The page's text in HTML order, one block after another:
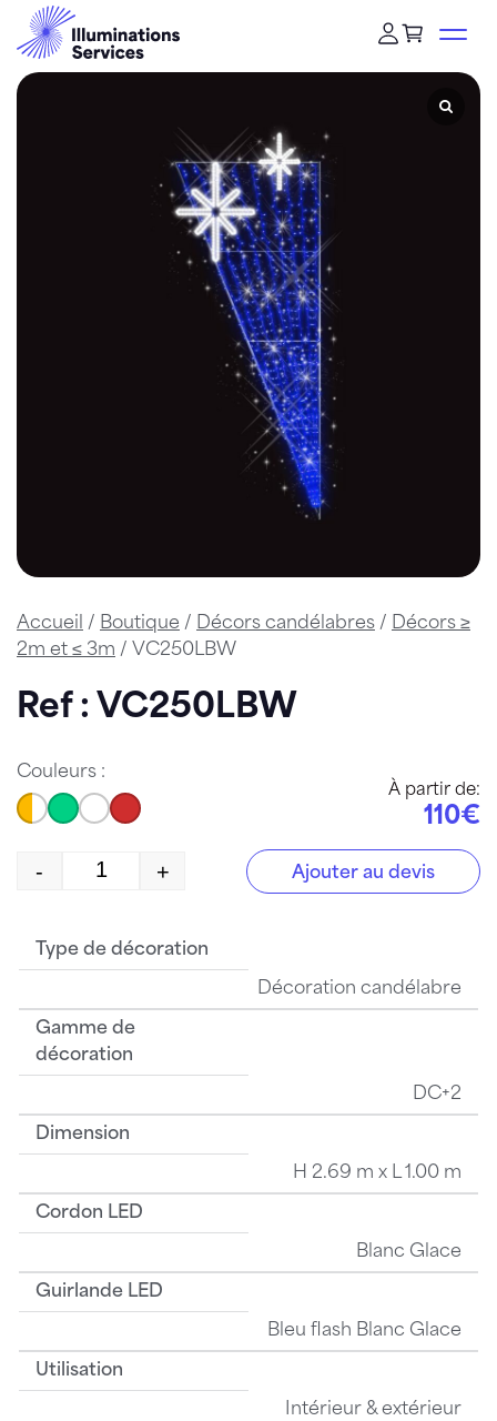
Accueil / Boutique / Décors candélabres / Décors ≥
2m et ≤ 3m / VC250LBW
Ref : VC250LBW
Couleurs :
À partir de:
110€
quantité de VC250LBW
- + Ajouter au devis
Type de décoration
Décoration candélabre
Gamme de
décoration
DC+2
Dimension
H 2.69 m x L 1.00 m
Cordon LED
Blanc Glace
Guirlande LED
Bleu flash Blanc Glace
Utilisation
Intérieur & extérieur